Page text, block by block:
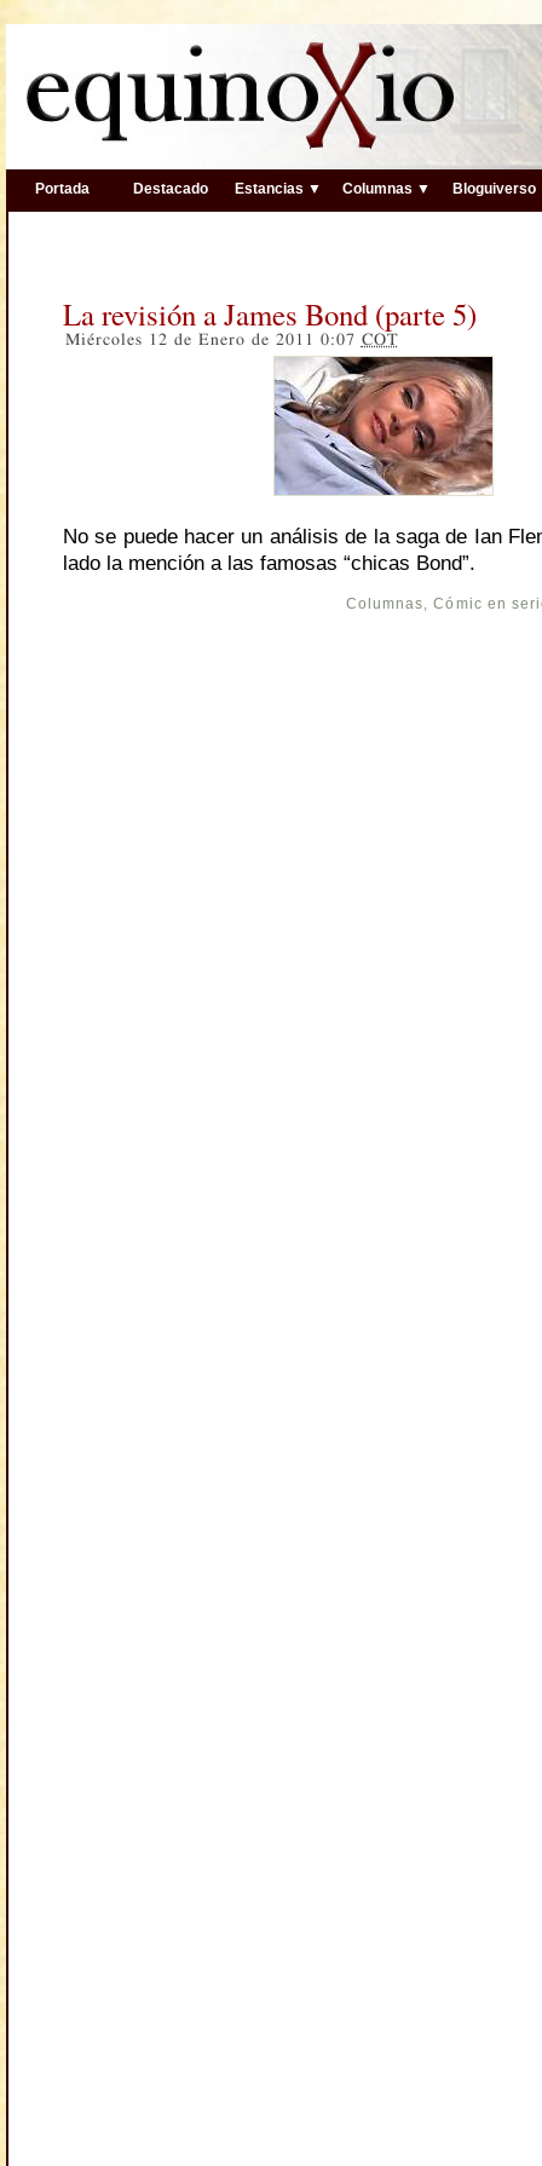
Portada Destacado Estancias ▼ Columnas ▼ Bloguiverso
La revisión a James Bond (parte 5)
Miércoles 12 de Enero de 2011 0:07 COT
No se puede hacer un análisis de la saga de Ian
lado la mención a las famosas “chicas Bond”.
Columnas,Cómic en